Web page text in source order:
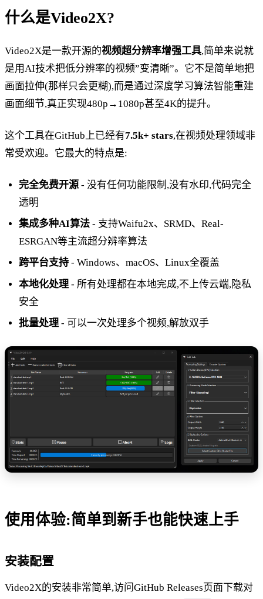
什么是Video2X?
Video2X是一款开源的视频超分辨率增强工具,简单来说就
是用AI技术把低分辨率的视频”变清晰”。它不是简单地把
画面拉伸(那样只会更糊),而是通过深度学习算法智能重建
画面细节,真正实现480p→1080p甚至4K的提升。
这个工具在GitHub上已经有7.5k+ stars,在视频处理领域非
常受欢迎。它最大的特点是:
完全免费开源 - 没有任何功能限制,没有水印,代码完全
透明
集成多种AI算法 - 支持Waifu2x、SRMD、Real-
ESRGAN等主流超分辨率算法
跨平台支持 - Windows、macOS、Linux全覆盖
本地化处理 - 所有处理都在本地完成,不上传云端,隐私
安全
批量处理 - 可以一次处理多个视频,解放双手
使用体验:简单到新手也能快速上手
安装配置
Video2X的安装非常简单,访问GitHub Releases页面下载对